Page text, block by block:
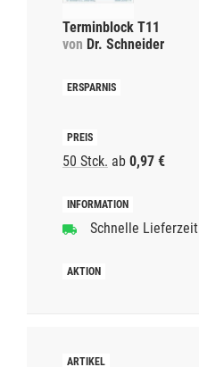
Terminblock T11
von Dr. Schneider
50 Stck. ab 0,97 €
Schnelle Lieferzeit